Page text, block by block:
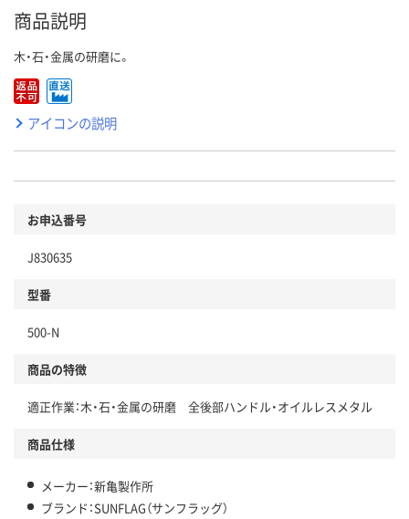
商品説明
木・石・金属の研磨に。
アイコンの説明
お申込番号
J830635
型番
500-N
商品の特徴
適正作業：木・石・金属の研磨 全後部ハンドル・オイルレスメタル
商品仕様
メーカー：新亀製作所
ブランド：SUNFLAG（サンフラッグ）